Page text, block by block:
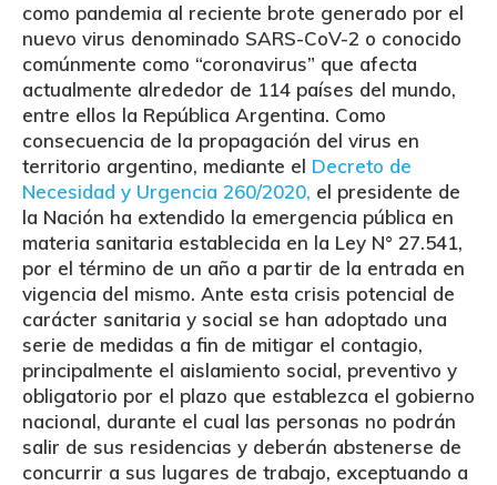
como pandemia al reciente brote generado por el
nuevo virus denominado SARS-CoV-2 o conocido
comúnmente como “coronavirus” que afecta
actualmente alrededor de 114 países del mundo,
entre ellos la República Argentina. Como
consecuencia de la propagación del virus en
territorio argentino, mediante el Decreto de
Necesidad y Urgencia 260/2020, el presidente de
la Nación ha extendido la emergencia pública en
materia sanitaria establecida en la Ley N° 27.541,
por el término de un año a partir de la entrada en
vigencia del mismo. Ante esta crisis potencial de
carácter sanitaria y social se han adoptado una
serie de medidas a fin de mitigar el contagio,
principalmente el aislamiento social, preventivo y
obligatorio por el plazo que establezca el gobierno
nacional, durante el cual las personas no podrán
salir de sus residencias y deberán abstenerse de
concurrir a sus lugares de trabajo, exceptuando a